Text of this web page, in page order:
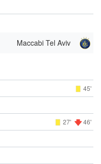
Maccabi Tel Aviv
45'
27' 46'